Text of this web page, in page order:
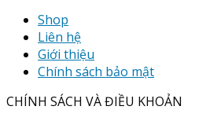
Shop
Liên hệ
Giới thiệu
Chính sách bảo mật
CHÍNH SÁCH VÀ ĐIỀU KHOẢN